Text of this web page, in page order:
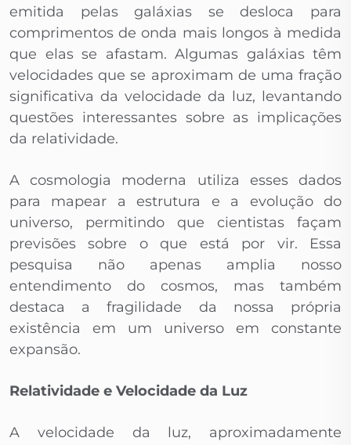
emitida pelas galáxias se desloca para
comprimentos de onda mais longos à medida
que elas se afastam. Algumas galáxias têm
velocidades que se aproximam de uma fração
significativa da velocidade da luz, levantando
questões interessantes sobre as implicações
da relatividade.
A cosmologia moderna utiliza esses dados
para mapear a estrutura e a evolução do
universo, permitindo que cientistas façam
previsões sobre o que está por vir. Essa
pesquisa não apenas amplia nosso
entendimento do cosmos, mas também
destaca a fragilidade da nossa própria
existência em um universo em constante
expansão.
Relatividade e Velocidade da Luz
A velocidade da luz, aproximadamente